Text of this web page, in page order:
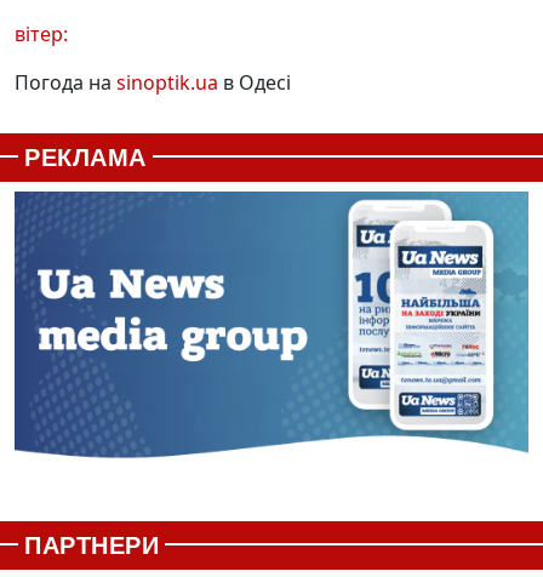
вітер:
Погода на sinoptik.ua в Одесі
РЕКЛАМА
ПАРТНЕРИ